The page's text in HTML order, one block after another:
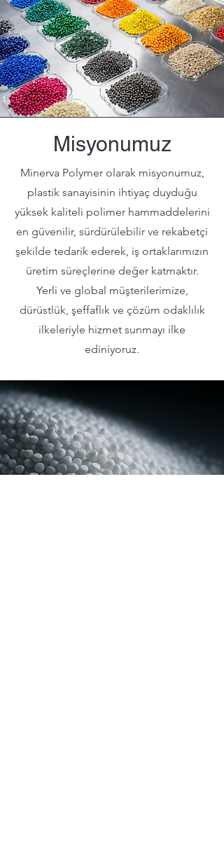
Misyonumuz
Minerva Polymer olarak misyonumuz,
plastik sanayisinin ihtiyaç duyduğu
yüksek kaliteli polimer hammaddelerini
en güvenilir, sürdürülebilir ve rekabetçi
şekilde tedarik ederek, iş ortaklarımızın
üretim süreçlerine değer katmaktır.
Yerli ve global müşterilerimize,
dürüstlük, şeffaflık ve çözüm odaklılık
ilkeleriyle hizmet sunmayı ilke
ediniyoruz.